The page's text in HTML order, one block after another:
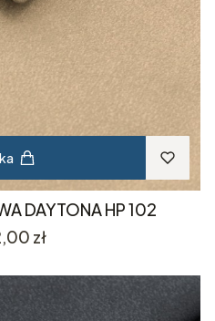
DAYTONA HP 102
zł